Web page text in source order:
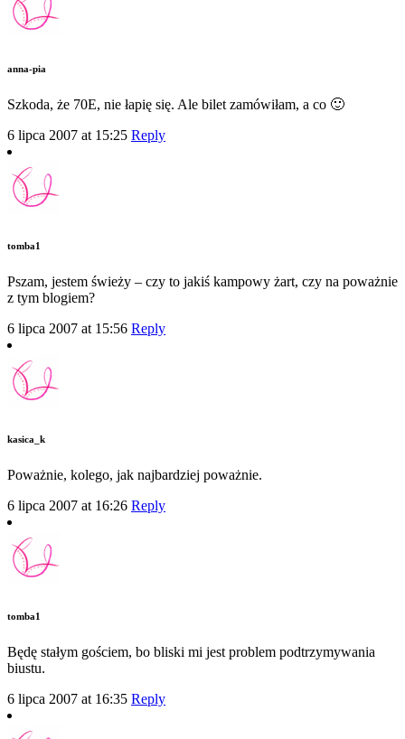
anna-pia
Szkoda, że 70E, nie łapię się. Ale bilet zamówiłam, a co 🙂
6 lipca 2007 at 15:25 Reply
tomba1
Pszam, jestem świeży – czy to jakiś kampowy żart, czy na poważnie
z tym blogiem?
6 lipca 2007 at 15:56 Reply
kasica_k
Poważnie, kolego, jak najbardziej poważnie.
6 lipca 2007 at 16:26 Reply
tomba1
Będę stałym gościem, bo bliski mi jest problem podtrzymywania
biustu.
6 lipca 2007 at 16:35 Reply